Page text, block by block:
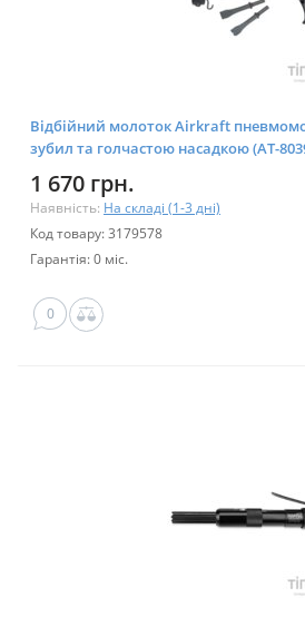
Відбійний молоток Airkraft
зубил та голчастою насадкою (AT-
1 670 грн.
Наявність: На складі (1-3 дні)
Код товару: 3179578
Гарантія: 0 міс.
0